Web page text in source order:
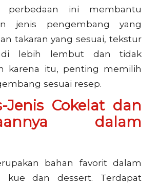
perbedaan ini membantu
jenis pengembang yang
takaran yang sesuai, tekstur
lebih lembut dan tidak
karena itu, penting memilih
sesuai resep.
Jenis Cokelat dan
dalam
bahan favorit dalam
kue dan dessert. Terdapat